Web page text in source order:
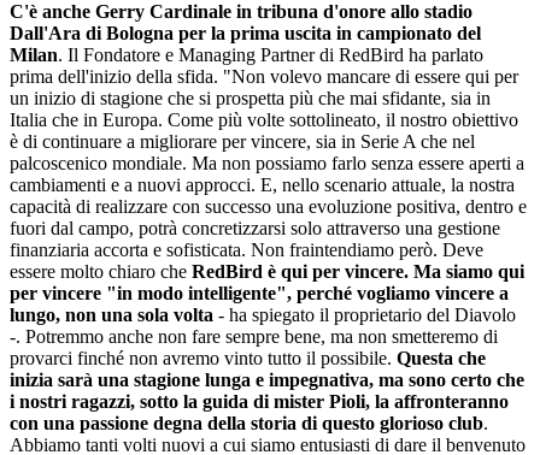
C'è anche Gerry Cardinale in tribuna d'onore allo stadio
Dall'Ara di Bologna per la prima uscita in campionato del
Milan. Il Fondatore e Managing Partner di RedBird ha parlato
prima dell'inizio della sfida. "Non volevo mancare di essere qui per
un inizio di stagione che si prospetta più che mai sfidante, sia in
Italia che in Europa. Come più volte sottolineato, il nostro obiettivo
è di continuare a migliorare per vincere, sia in Serie A che nel
palcoscenico mondiale. Ma non possiamo farlo senza essere aperti a
cambiamenti e a nuovi approcci. E, nello scenario attuale, la nostra
capacità di realizzare con successo una evoluzione positiva, dentro e
fuori dal campo, potrà concretizzarsi solo attraverso una gestione
finanziaria accorta e sofisticata. Non fraintendiamo però. Deve
essere molto chiaro che RedBird è qui per vincere. Ma siamo qui
per vincere "in modo intelligente", perché vogliamo vincere a
lungo, non una sola volta - ha spiegato il proprietario del Diavolo
-. Potremmo anche non fare sempre bene, ma non smetteremo di
provarci finché non avremo vinto tutto il possibile. Questa che
inizia sarà una stagione lunga e impegnativa, ma sono certo che
i nostri ragazzi, sotto la guida di mister Pioli, la affronteranno
con una passione degna della storia di questo glorioso club.
Abbiamo tanti volti nuovi a cui siamo entusiasti di dare il benvenuto